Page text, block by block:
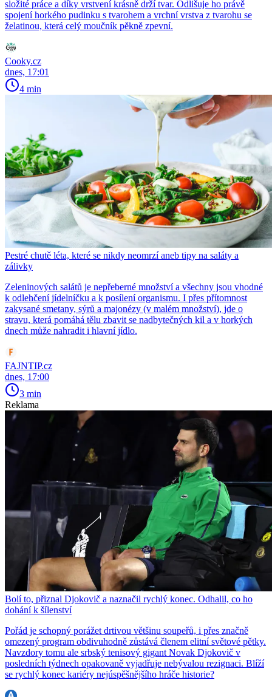
složité práce a díky vrstvení krásně drží tvar. Odlišuje ho právě
spojení horkého pudinku s tvarohem a vrchní vrstva z tvarohu se
želatinou, která celý moučník pěkně zpevní.
Cooky.cz
dnes, 17:01
4 min
Pestré chutě léta, které se nikdy neomrzí aneb tipy na saláty a
zálivky
Zeleninových salátů je nepřeberné množství a všechny jsou vhodné
k odlehčení jídelníčku a k posílení organismu. I přes přítomnost
zakysané smetany, sýrů a majonézy (v malém množství), jde o
stravu, která pomáhá tělu zbavit se nadbytečných kil a v horkých
dnech může nahradit i hlavní jídlo.
FAJNTIP.cz
dnes, 17:00
3 min
Reklama
Bolí to, přiznal Djokovič a naznačil rychlý konec. Odhalil, co ho
dohání k šílenství
Pořád je schopný porážet drtivou většinu soupeřů, i přes značně
omezený program obdivuhodně zůstává členem elitní světové pětky.
Navzdory tomu ale srbský tenisový gigant Novak Djokovič v
posledních týdnech opakovaně vyjadřuje nebývalou rezignaci. Blíží
se rychlý konec kariéry nejúspěšnějšího hráče historie?